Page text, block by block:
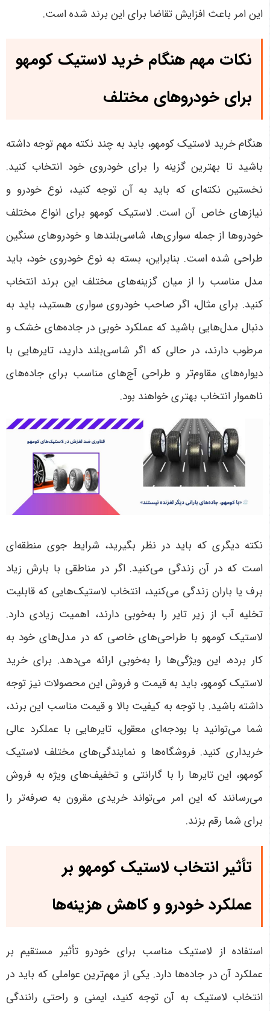
این امر باعث افزایش تقاضا برای این برند شده است.
نکات مهم هنگام خرید لاستیک کومهو
برای خودروهای مختلف
هنگام خرید لاستیک کومهو، باید به چند نکته مهم توجه داشته
باشید تا بهترین گزینه را برای خودروی خود انتخاب کنید.
نخستین نکته‌ای که باید به آن توجه کنید، نوع خودرو و
نیازهای خاص آن است. لاستیک کومهو برای انواع مختلف
خودروها از جمله سواری‌ها، شاسی‌بلندها و خودروهای سنگین
طراحی شده است. بنابراین، بسته به نوع خودروی خود، باید
مدل مناسب را از میان گزینه‌های مختلف این برند انتخاب
کنید. برای مثال، اگر صاحب خودروی سواری هستید، باید به
دنبال مدل‌هایی باشید که عملکرد خوبی در جاده‌های خشک و
مرطوب دارند، در حالی که اگر شاسی‌بلند دارید، تایرهایی با
دیواره‌های مقاوم‌تر و طراحی آج‌های مناسب برای جاده‌های
ناهموار انتخاب بهتری خواهند بود.
نکته دیگری که باید در نظر بگیرید، شرایط جوی منطقه‌ای
است که در آن زندگی می‌کنید. اگر در مناطقی با بارش زیاد
برف یا باران زندگی می‌کنید، انتخاب لاستیک‌هایی که قابلیت
تخلیه آب از زیر تایر را به‌خوبی دارند، اهمیت زیادی دارد.
لاستیک کومهو با طراحی‌های خاصی که در مدل‌های خود به
کار برده، این ویژگی‌ها را به‌خوبی ارائه می‌دهد. برای خرید
لاستیک کومهو، باید به قیمت و فروش این محصولات نیز توجه
داشته باشید. با توجه به کیفیت بالا و قیمت مناسب این برند،
شما می‌توانید با بودجه‌ای معقول، تایرهایی با عملکرد عالی
خریداری کنید. فروشگاه‌ها و نمایندگی‌های مختلف لاستیک
کومهو، این تایرها را با گارانتی و تخفیف‌های ویژه به فروش
می‌رسانند که این امر می‌تواند خریدی مقرون به صرفه‌تر را
برای شما رقم بزند.
تأثیر انتخاب لاستیک کومهو بر
عملکرد خودرو و کاهش هزینه‌ها
استفاده از لاستیک مناسب برای خودرو تأثیر مستقیم بر
عملکرد آن در جاده‌ها دارد. یکی از مهم‌ترین عواملی که باید در
انتخاب لاستیک به آن توجه کنید، ایمنی و راحتی رانندگی